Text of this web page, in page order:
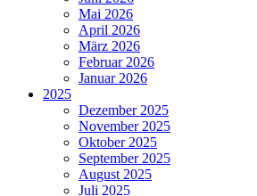
Mai 2026
April 2026
März 2026
Februar 2026
Januar 2026
2025
Dezember 2025
November 2025
Oktober 2025
September 2025
August 2025
Juli 2025